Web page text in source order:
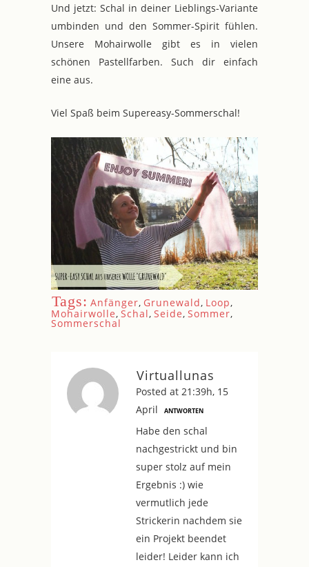
Und jetzt: Schal in deiner Lieblings-Variante
umbinden und den Sommer-Spirit fühlen.
Unsere Mohairwolle gibt es in vielen
schönen Pastellfarben. Such dir einfach
eine aus.
Viel Spaß beim Supereasy-Sommerschal!
Tags: Anfänger, Grunewald, Loop,
Mohairwolle, Schal, Seide, Sommer,
Sommerschal
Virtuallunas
Posted at 21:39h, 15
April
ANTWORTEN
Habe den schal
nachgestrickt und bin
super stolz auf mein
Ergebnis :) wie
vermutlich jede
Strickerin nachdem sie
ein Projekt beendet
leider! Leider kann ich